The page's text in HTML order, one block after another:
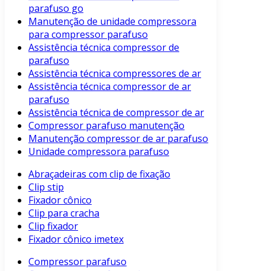
parafuso go
Manutenção de unidade compressora
para compressor parafuso
Assistência técnica compressor de
parafuso
Assistência técnica compressores de ar
Assistência técnica compressor de ar
parafuso
Assistência técnica de compressor de ar
Compressor parafuso manutenção
Manutenção compressor de ar parafuso
Unidade compressora parafuso
Abraçadeiras com clip de fixação
Clip stip
Fixador cônico
Clip para cracha
Clip fixador
Fixador cônico imetex
Compressor parafuso